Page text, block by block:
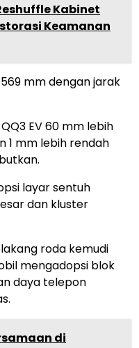
Kabinet
Keamanan
mm dengan jarak
EV 60 mm lebih
1 mm lebih rendah
layar sentuh
dan kluster
roda kemudi
mengadopsi blok
daya telepon
di